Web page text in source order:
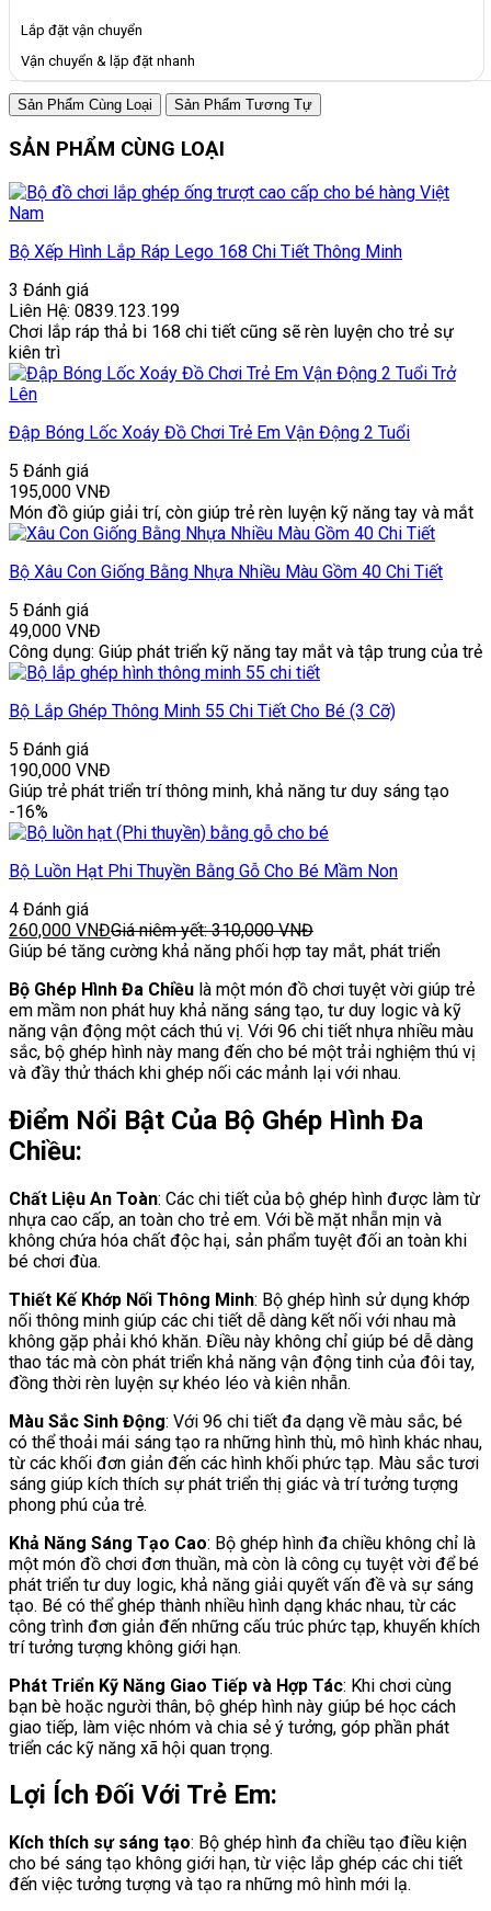
Lắp đặt vận chuyển
Vận chuyển & lặp đặt nhanh
Sản Phẩm Cùng Loại Sản Phẩm Tương Tự
SẢN PHẨM CÙNG LOẠI
Bộ Xếp Hình Lắp Ráp Lego 168 Chi Tiết Thông Minh
3 Đánh giá
Liên Hệ: 0839.123.199
Chơi lắp ráp thả bi 168 chi tiết cũng sẽ rèn luyện cho trẻ sự
kiên trì
Đập Bóng Lốc Xoáy Đồ Chơi Trẻ Em Vận Động 2 Tuổi
5 Đánh giá
195,000 VNĐ
Món đồ giúp giải trí, còn giúp trẻ rèn luyện kỹ năng tay và mắt
Bộ Xâu Con Giống Bằng Nhựa Nhiều Màu Gồm 40 Chi Tiết
5 Đánh giá
49,000 VNĐ
Công dụng: Giúp phát triển kỹ năng tay mắt và tập trung của trẻ
Bộ Lắp Ghép Thông Minh 55 Chi Tiết Cho Bé (3 Cỡ)
5 Đánh giá
190,000 VNĐ
Giúp trẻ phát triển trí thông minh, khả năng tư duy sáng tạo
-16%
Bộ Luồn Hạt Phi Thuyền Bằng Gỗ Cho Bé Mầm Non
4 Đánh giá
260,000 VNĐGiá niêm yết:310,000VNĐ
Giúp bé tăng cường khả năng phối hợp tay mắt, phát triển
Bộ Ghép Hình Đa Chiều là một món đồ chơi tuyệt vời giúp trẻ
em mầm non phát huy khả năng sáng tạo, tư duy logic và kỹ
năng vận động một cách thú vị. Với 96 chi tiết nhựa nhiều màu
sắc, bộ ghép hình này mang đến cho bé một trải nghiệm thú vị
và đầy thử thách khi ghép nối các mảnh lại với nhau.
Điểm Nổi Bật Của Bộ Ghép Hình Đa
Chiều:
Chất Liệu An Toàn: Các chi tiết của bộ ghép hình được làm từ
nhựa cao cấp, an toàn cho trẻ em. Với bề mặt nhẵn mịn và
không chứa hóa chất độc hại, sản phẩm tuyệt đối an toàn khi
bé chơi đùa.
Thiết Kế Khớp Nối Thông Minh: Bộ ghép hình sử dụng khớp
nối thông minh giúp các chi tiết dễ dàng kết nối với nhau mà
không gặp phải khó khăn. Điều này không chỉ giúp bé dễ dàng
thao tác mà còn phát triển khả năng vận động tinh của đôi tay,
đồng thời rèn luyện sự khéo léo và kiên nhẫn.
Màu Sắc Sinh Động: Với 96 chi tiết đa dạng về màu sắc, bé
có thể thoải mái sáng tạo ra những hình thù, mô hình khác nhau,
từ các khối đơn giản đến các hình khối phức tạp. Màu sắc tươi
sáng giúp kích thích sự phát triển thị giác và trí tưởng tượng
phong phú của trẻ.
Khả Năng Sáng Tạo Cao: Bộ ghép hình đa chiều không chỉ là
một món đồ chơi đơn thuần, mà còn là công cụ tuyệt vời để bé
phát triển tư duy logic, khả năng giải quyết vấn đề và sự sáng
tạo. Bé có thể ghép thành nhiều hình dạng khác nhau, từ các
công trình đơn giản đến những cấu trúc phức tạp, khuyến khích
trí tưởng tượng không giới hạn.
Phát Triển Kỹ Năng Giao Tiếp và Hợp Tác: Khi chơi cùng
bạn bè hoặc người thân, bộ ghép hình này giúp bé học cách
giao tiếp, làm việc nhóm và chia sẻ ý tưởng, góp phần phát
triển các kỹ năng xã hội quan trọng.
Lợi Ích Đối Với Trẻ Em:
Kích thích sự sáng tạo: Bộ ghép hình đa chiều tạo điều kiện
cho bé sáng tạo không giới hạn, từ việc lắp ghép các chi tiết
đến việc tưởng tượng và tạo ra những mô hình mới lạ.